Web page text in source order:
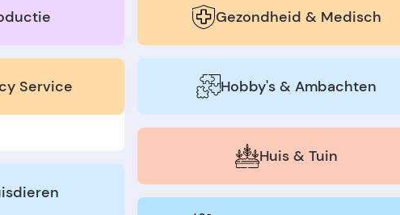
Service
Gezondheid & Medisch
Hobby's & Ambachten
Huis & Tuin